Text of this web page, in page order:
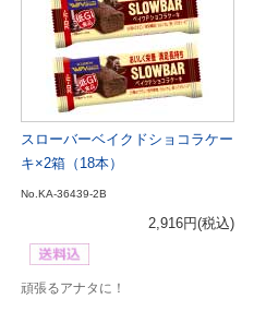
スローバーベイクドショコラケー
キ×2箱（18本）
No.KA-36439-2B
2,916円(税込)
頑張るアナタに！